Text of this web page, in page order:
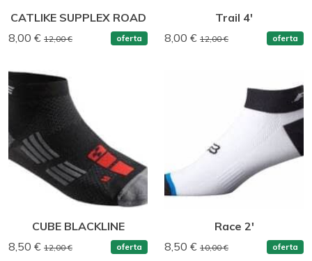
CATLIKE SUPPLEX ROAD
8,00 € 12,00 € oferta
Trail 4'
8,00 € 12,00 € oferta
CUBE BLACKLINE
8,50 € 12,00 € oferta
Race 2'
8,50 € 10,00 € oferta